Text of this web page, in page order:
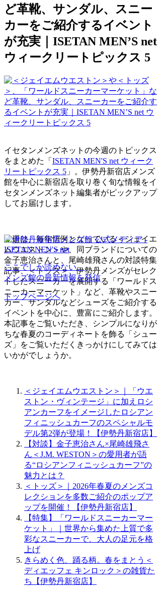
ど革靴、サンダル、スニー
カーをご紹介するイベント
が充実｜ISETAN MEN’S net
ウィークリートピックス 5
イセタンメンズネットの今週のトピックス
をまとめた「 ISETAN MEN'S net ウィーク
リートピックス 5 」。伊勢丹新宿店メンズ
館を中心に新宿店を取り巻く旬な情報をイ
セタンメンズネット編集者がピックアップ
してお届けします。
今週は、毎年恒例となっている＜ジェイエ
ムウエストン＞や、同ブランドについての
金子恵治さんと、尾崎雄飛さんの対談特集
記事、＜トッズ＞、伊勢丹メンズがセレク
トしたスニーカーを展開する「ワールドス
ニーカーマーケット」など、革靴やスニー
カー、サンダルなどシューズをご紹介する
イベントを中心に、豊富にご紹介します。
本記事をご覧いただき、シンプルになりが
ちな春夏のコーディネートを飾る「シュー
ズ」をご覧いただくきっかけにしてみては
いかがでしょうか。
＜ジェイエムウエストン＞｜「ウエ
ストン・ヴィンテージ」に加えロシ
アンカーフをイメージしたロシアン
フィニッシュカーフのスペシャルモ
デル第2弾が登場！【伊勢丹新宿店】
【対談】金子恵治さん×尾崎雄飛さ
ん＜J.M. WESTON＞の愛用者が語
る“ロシアンフィニッシュカーフ”の
魅力とは？
＜トッズ＞｜2026年春夏のメンズコ
レクションを多数ご紹介のポップア
ップを開催！【伊勢丹新宿店】
【特集】「ワールドスニーカーマー
ケット」｜世界から集めた上質で多
彩なスニーカーで、大人の足元を格
上げ
きらめく色、踊る柄。春をまとう＜
ディエッフェ キンロック＞の雑貨た
ち【伊勢丹新宿店】
ここでしか読めない、
メンズ館の最新情報を発信
トップページへ